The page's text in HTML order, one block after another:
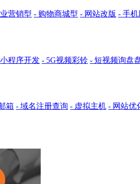
营销型 - 购物商城型 - 网站改版 - 手
程序开发 - 5G视频彩铃 - 短视频询盘
箱 - 域名注册查询 - 虚拟主机 - 网站优